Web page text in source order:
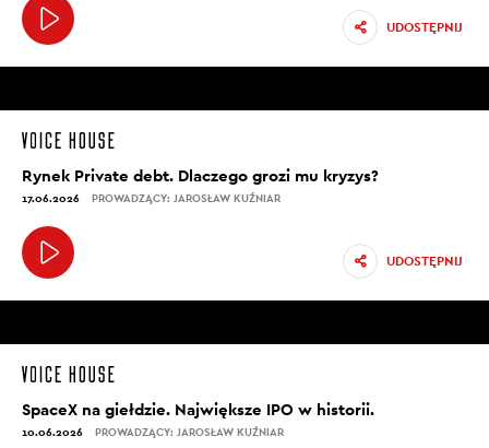
UDOSTĘPNIJ
Rynek Private debt. Dlaczego grozi mu kryzys?
17.06.2026 PROWADZĄCY: JAROSŁAW KUŹNIAR
UDOSTĘPNIJ
SpaceX na giełdzie. Największe IPO w historii.
10.06.2026 PROWADZĄCY: JAROSŁAW KUŹNIAR